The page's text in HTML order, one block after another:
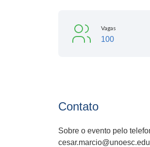
Vagas
100
Contato
Sobre o evento pelo